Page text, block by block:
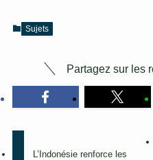
Sujets
Partagez sur les
L’Indonésie renforce les